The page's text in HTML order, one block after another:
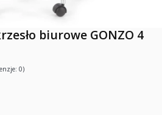
biurowe GONZO 4
0)